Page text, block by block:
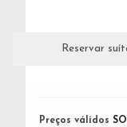
Reservar
Preços válidos